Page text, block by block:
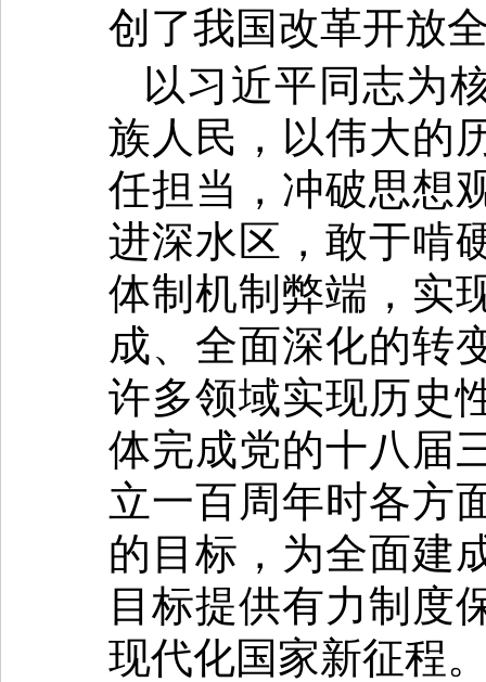
创了我国改革开放
以习近平同志为
族人民，以伟大的
任担当，冲破思想
进深水区，敢于啃
体制机制弊端，实
成、全面深化的转
许多领域实现历史
体完成党的十八届
立一百周年时各方
的目标，为全面建
目标提供有力制度
现代化国家新征程